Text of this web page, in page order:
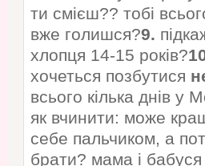
ти смієш?? тобі
вже голишся?9.
хлопця 14-15 років?
хочеться позбутися
всього кілька днів у
як вчинити: може
себе пальчиком, а
брати? мама і